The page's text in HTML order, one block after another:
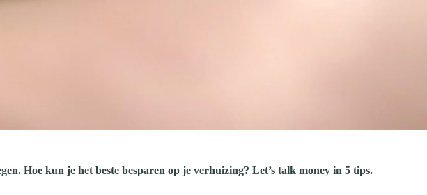
Hoe kun je het beste besparen op je verhuizing? Let’s talk money in 5 tips.